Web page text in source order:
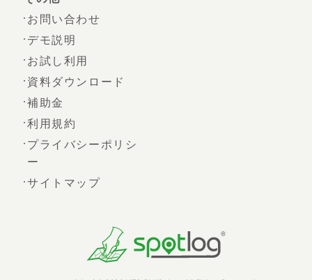
お問い合わせ
デモ説明
お試し利用
資料ダウンロード
補助金
利用規約
プライバシーポリシ
ー
サイトマップ